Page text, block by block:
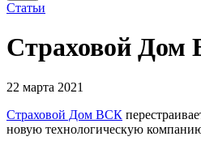
Статьи
Страховой Дом
22 марта 2021
Страховой Дом ВСК
новую технологическую